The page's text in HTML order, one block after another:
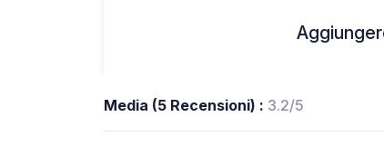
Media (5 Recensioni) : 3.2/5